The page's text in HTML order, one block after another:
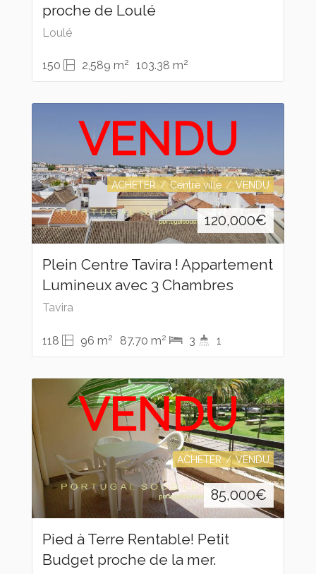
proche de Loulé
Loulé
150 2,589 m2 103.38 m2
VENDU
ACHETER Centre ville VENDU
120,000€
Plein Centre Tavira ! Appartement
Lumineux avec 3 Chambres
Tavira
118 96 m2 87.70 m2 3 1
VENDU
ACHETER VENDU
85,000€
Pied à Terre Rentable! Petit
Budget proche de la mer.